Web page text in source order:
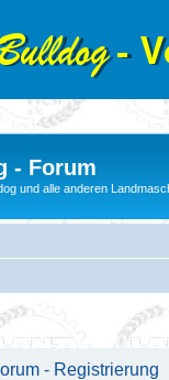
- Forum
und alle anderen
- Registrierung